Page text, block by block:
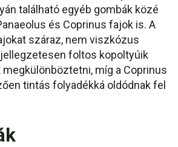
található egyéb gombák közé
és Coprinus fajok is. A
száraz, nem viszkózus
foltos kopoltyúik
megkülönböztetni, míg a Coprinus
tintás folyadékká oldódnak fel